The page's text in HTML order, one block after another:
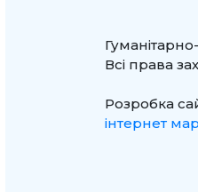
Всі права
Розробка
інтернет